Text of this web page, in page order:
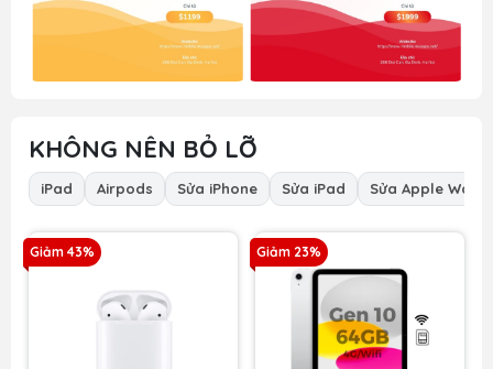
KHÔNG NÊN BỎ LỠ
iPad Airpods Sửa iPhone Sửa iPad Sửa Apple
Giảm 43% Giảm 23%